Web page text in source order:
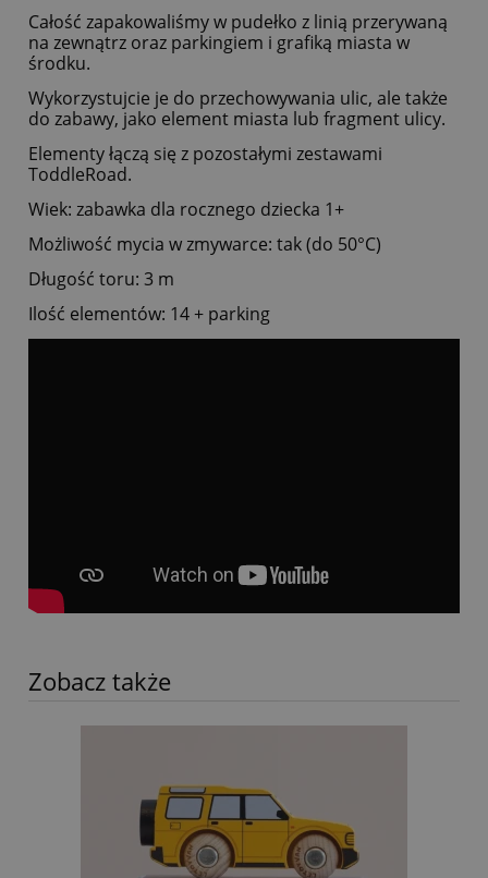
Całość zapakowaliśmy w pudełko z linią przerywaną
na zewnątrz oraz parkingiem i grafiką miasta w
środku.
Wykorzystujcie je do przechowywania ulic, ale także
do zabawy, jako element miasta lub fragment ulicy.
Elementy łączą się z pozostałymi zestawami
ToddleRoad.
Wiek: zabawka dla rocznego dziecka 1+
Możliwość mycia w zmywarce: tak (do 50°C)
Długość toru: 3 m
Ilość elementów: 14 + parking
Zobacz także